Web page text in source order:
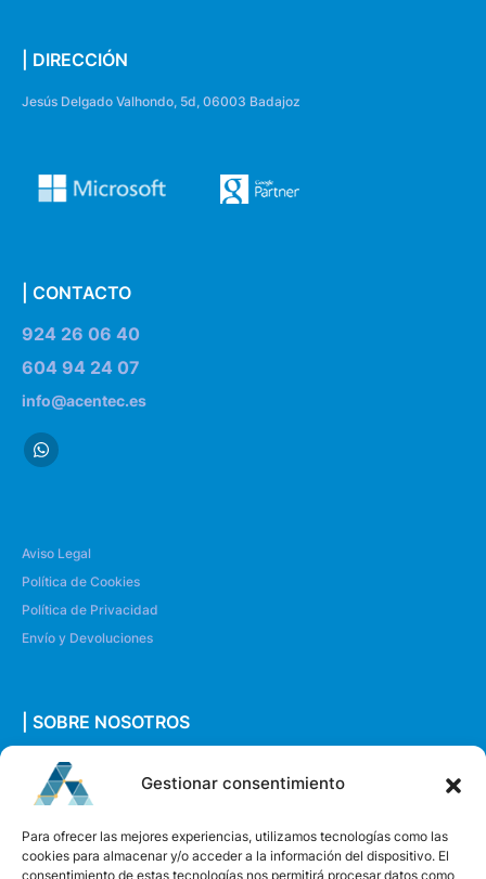
Gestionar consentimiento
Para ofrecer las mejores experiencias, utilizamos tecnologías como las
cookies para almacenar y/o acceder a la información del dispositivo. El
consentimiento de estas tecnologías nos permitirá procesar datos como
| DIRECCIÓN
Jesús Delgado Valhondo, 5d, 06003 Badajoz
| CONTACTO
924 26 06 40
604 94 24 07
info@acentec.es
Aviso Legal
Política de Cookies
Política de Privacidad
Envío y Devoluciones
| SOBRE NOSOTROS
Quiénes somos
Envíanos un mensaje